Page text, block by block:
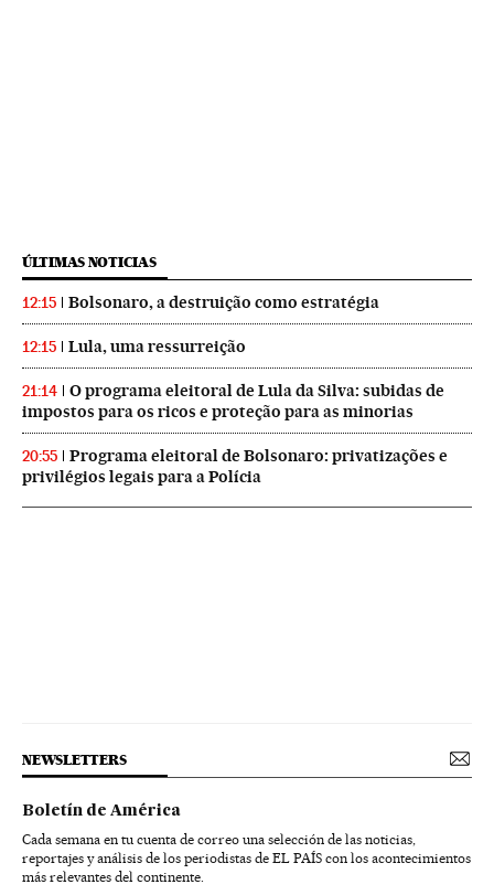
ÚLTIMAS NOTICIAS
12:15 Bolsonaro, a destruição como estratégia
12:15 Lula, uma ressurreição
21:14
O programa eleitoral de Lula da Silva: subidas de
impostos para os ricos e proteção para as minorias
20:55
Programa eleitoral de Bolsonaro: privatizações e
privilégios legais para a Polícia
NEWSLETTERS
Boletín de América
Cada semana en tu cuenta de correo una selección de las noticias,
reportajes y análisis de los periodistas de EL PAÍS con los acontecimientos
más relevantes del continente.